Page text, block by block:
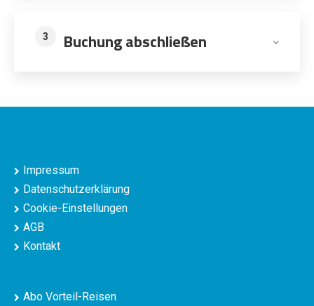
3 Buchung abschließen
Impressum
Datenschutzerklärung
Cookie-Einstellungen
AGB
Kontakt
Abo Vorteil-Reisen